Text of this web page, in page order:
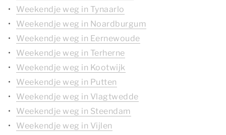
Weekendje weg in Tynaarlo
Weekendje weg in Noardburgum
Weekendje weg in Eernewoude
Weekendje weg in Terherne
Weekendje weg in Kootwijk
Weekendje weg in Putten
Weekendje weg in Vlagtwedde
Weekendje weg in Steendam
Weekendje weg in Vijlen